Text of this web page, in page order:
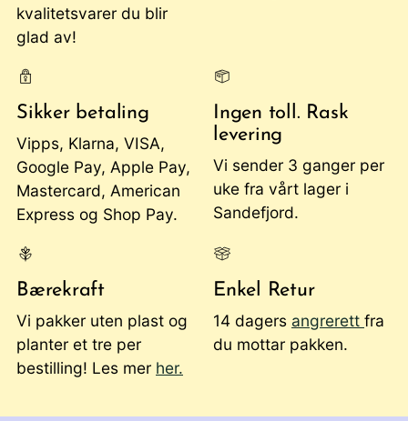
kvalitetsvarer du blir
glad av!
Sikker betaling
Vipps, Klarna, VISA,
Google Pay, Apple Pay,
Mastercard, American
Express og Shop Pay.
Ingen toll. Rask
levering
Vi sender 3 ganger per
uke fra vårt lager i
Sandefjord.
Bærekraft
Vi pakker uten plast og
planter et tre per
bestilling! Les mer her.
Enkel Retur
14 dagers angrerett fra
du mottar pakken.